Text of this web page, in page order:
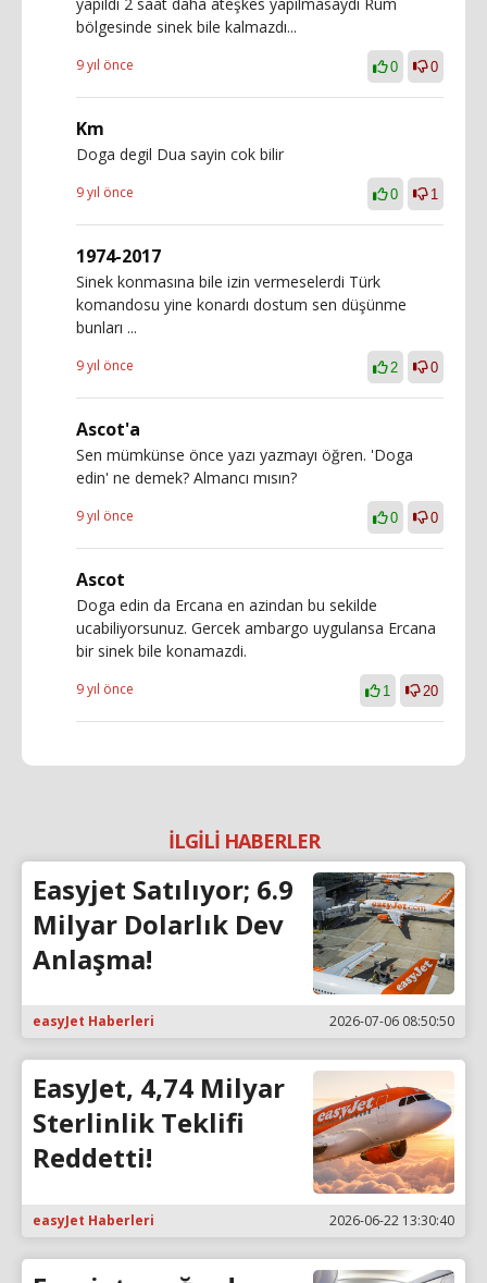
bölgesinde sinek bile kalmazdı...
9 yıl önce 0 0
Km
Doga degil Dua sayin cok bilir
9 yıl önce 0 1
1974-2017
Sinek konmasına bile izin vermeselerdi Türk
komandosu yine konardı dostum sen düşünme
bunları ...
9 yıl önce 2 0
Ascot'a
Sen mümkünse önce yazı yazmayı öğren. 'Doga
edin' ne demek? Almancı mısın?
9 yıl önce 0 0
Ascot
Doga edin da Ercana en azindan bu sekilde
ucabiliyorsunuz. Gercek ambargo uygulansa Ercana
bir sinek bile konamazdi.
9 yıl önce 1 20
İLGİLİ HABERLER
Easyjet Satılıyor; 6.9
Milyar Dolarlık Dev
Anlaşma!
easyJet Haberleri 2026-07-06 08:50:50
EasyJet, 4,74 Milyar
Sterlinlik Teklifi
Reddetti!
easyJet Haberleri 2026-06-22 13:30:40